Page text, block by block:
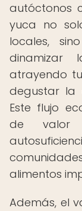
autóctonos
yuca no
locales,
dinamizar
atrayendo
degustar la
Este flujo
de valor
alimentos
Además, el